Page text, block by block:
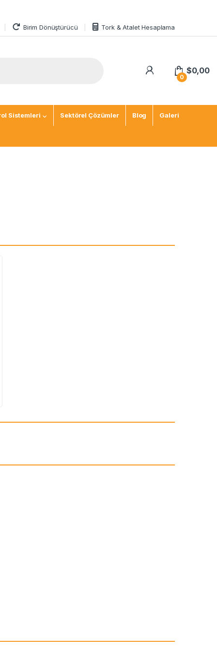
Birim Dönüştürücü Tork & Atalet Hesaplama
0
$0,00
Sistemleri Sektörel Çözümler Blog Galeri